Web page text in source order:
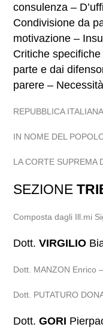
consulenza –
Condivisione da
motivazione –
Critiche
parte e dai
parere –
REPUBBLICA ITALIANA
IN NOME DEL
LA CORTE SUPREMA
SEZIONE
Composta dagli Ill.mi
Dott.VIRGILIO
Dott. MANZON Enrico
Dott. PUTATURO
Dott.GORI